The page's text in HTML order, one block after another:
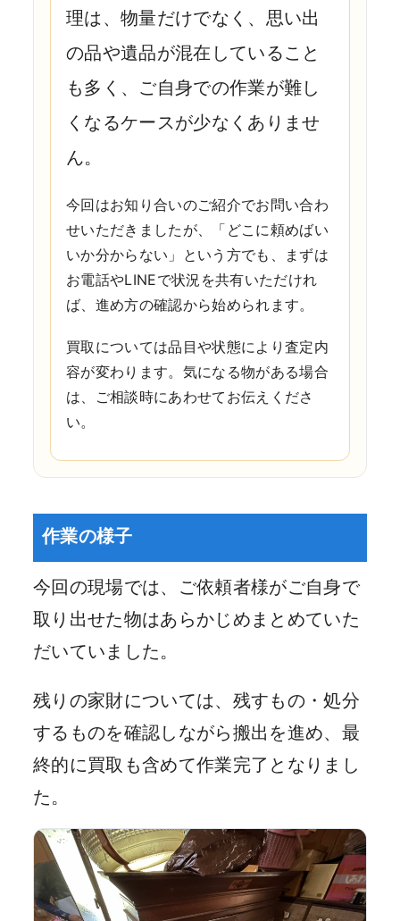
理は、物量だけでなく、思い出
の品や遺品が混在していること
も多く、ご自身での作業が難し
くなるケースが少なくありませ
ん。
今回はお知り合いのご紹介でお問い合わ
せいただきましたが、「どこに頼めばい
いか分からない」という方でも、まずは
お電話やLINEで状況を共有いただけれ
ば、進め方の確認から始められます。
買取については品目や状態により査定内
容が変わります。気になる物がある場合
は、ご相談時にあわせてお伝えくださ
い。
作業の様子
今回の現場では、ご依頼者様がご自身で
取り出せた物はあらかじめまとめていた
だいていました。
残りの家財については、残すもの・処分
するものを確認しながら搬出を進め、最
終的に買取も含めて作業完了となりまし
た。